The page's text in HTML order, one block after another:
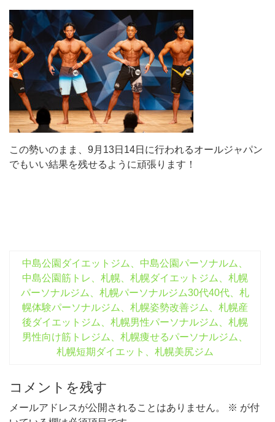
この勢いのまま、9月13日14日に行われるオールジャパン
でもいい結果を残せるように頑張ります！
中島公園ダイエットジム、中島公園パーソナルム、
中島公園筋トレ、札幌、札幌ダイエットジム、札幌
パーソナルジム、札幌パーソナルジム30代40代、札
幌体験パーソナルジム、札幌姿勢改善ジム、札幌産
後ダイエットジム、札幌男性パーソナルジム、札幌
男性向け筋トレジム、札幌痩せるパーソナルジム、
札幌短期ダイエット、札幌美尻ジム
コメントを残す
メールアドレスが公開されることはありません。 ※ が付